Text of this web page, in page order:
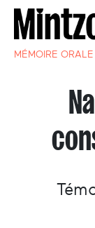
MÉMOIRE